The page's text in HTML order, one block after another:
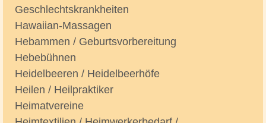
Geschlechtskrankheiten
Hawaiian-Massagen
Hebammen / Geburtsvorbereitung
Hebebühnen
Heidelbeeren / Heidelbeerhöfe
Heilen / Heilpraktiker
Heimatvereine